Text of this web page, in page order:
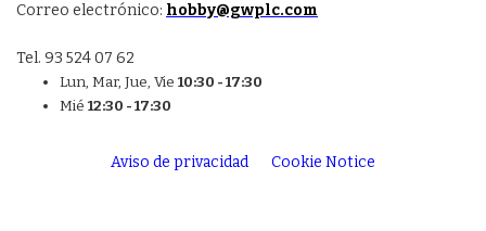
Correo electrónico: hobby@gwplc.com
Tel. 93 524 07 62
Lun, Mar, Jue, Vie 10:30 - 17:30
Mié 12:30 - 17:30
Aviso de privacidad Cookie Notice